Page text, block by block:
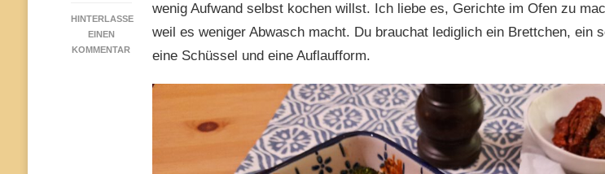
HINTERLASSE
EINEN
KOMMENTARZU
wenig Aufwand selbst kochen willst. Ich liebe es, Gerichte im Ofen zu
weil es weniger Abwasch macht. Du brauchat lediglich ein Brettchen, ein
eine Schüssel und eine Auflaufform.